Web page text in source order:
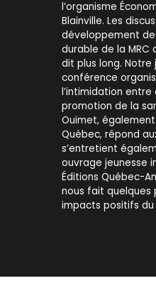
l’organisme
Blainville. Les
développement
durable de la MRC
dit plus long. Notre
conférence
l’intimidation
promotion de la
Ouimet,
Québec, répond
s’entretient
ouvrage jeunesse
Éditions Québec-
nous fait quelques
impacts positifs du